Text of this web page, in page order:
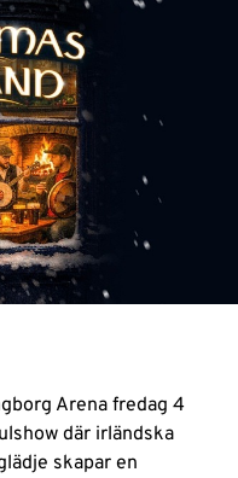
Arena fredag 4
där irländska
skapar en